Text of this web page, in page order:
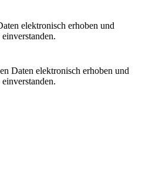
elektronisch erhoben und
Daten elektronisch erhoben und